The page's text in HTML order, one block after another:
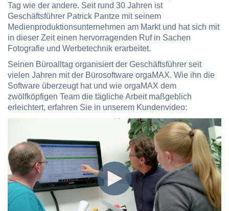
Tag wie der andere. Seit rund 30 Jahren ist
Geschäftsführer Patrick Pantze mit seinem
Medienproduktionsunternehmen am Markt und hat sich mit
in dieser Zeit einen hervorragenden Ruf in Sachen
Fotografie und Werbetechnik erarbeitet.
Seinen Büroalltag organisiert der Geschäftsführer seit
vielen Jahren mit der Bürosoftware orgaMAX. Wie ihn die
Software überzeugt hat und wie orgaMAX dem
zwölfköpfigen Team die tägliche Arbeit maßgeblich
erleichtert, erfahren Sie in unserem Kundenvideo: